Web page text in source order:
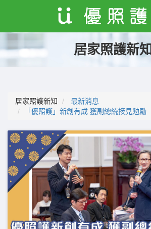
居家照護新知
居家照護新知
最新消息
「優照護」新創有成 獲副總統接見勉勵